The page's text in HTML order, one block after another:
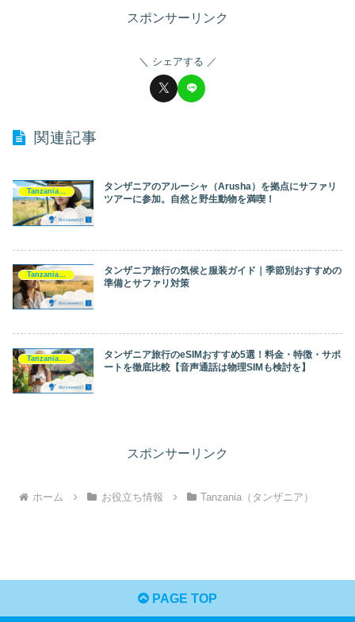
スポンサーリンク
シェアする
関連記事
タンザニアのアルーシャ（Arusha）を拠点にサファリ
ツアーに参加。自然と野生動物を満喫！
Tanzania（タンザニア）
タンザニア旅行の気候と服装ガイド｜季節別おすすめの
準備とサファリ対策
タンザニア旅行のeSIMおすすめ5選！料金・特徴・サポ
ートを徹底比較【音声通話は物理SIMも検討を】
スポンサーリンク
ホーム お役立ち情報 Tanzania（タンザニア）
PAGE TOP